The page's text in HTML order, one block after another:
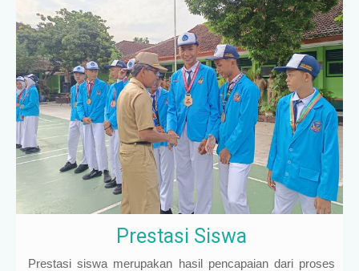
Prestasi Siswa
Prestasi siswa merupakan hasil pencapaian dari proses